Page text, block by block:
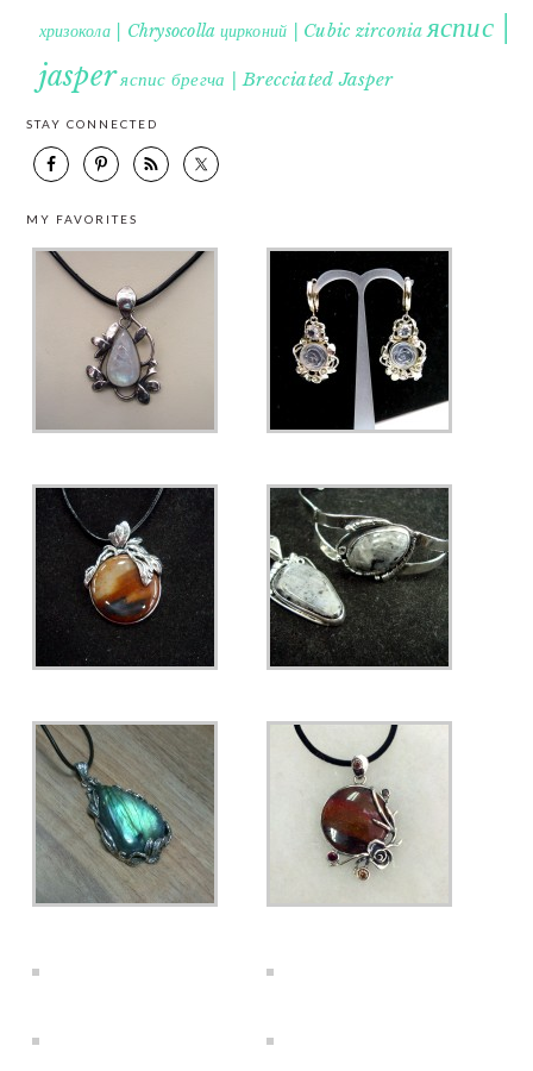
хризокола | Chrysocolla цирконий | Cubic zirconia яспис |
jasperяспис брегча | Brecciated Jasper
STAY CONNECTED
MY FAVORITES